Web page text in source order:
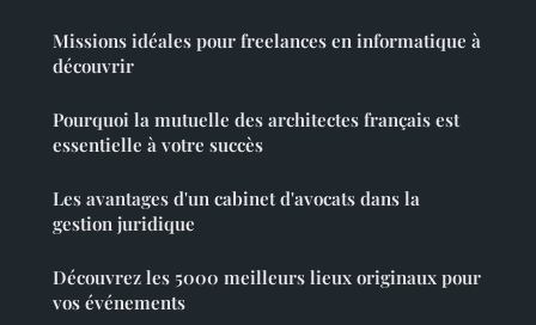
Missions idéales pour freelances en informatique à
découvrir
Pourquoi la mutuelle des architectes français est
essentielle à votre succès
Les avantages d'un cabinet d'avocats dans la
gestion juridique
Découvrez les 5000 meilleurs lieux originaux pour
vos événements